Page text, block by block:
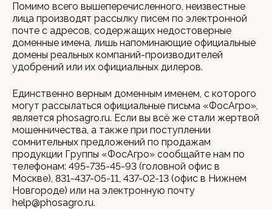
Помимо всего вышеперечисленного, неизвестные
лица производят рассылку писем по электронной
почте с адресов, содержащих недостоверные
доменные имена, лишь напоминающие официальные
домены реальных компаний-производителей
удобрений или их официальных дилеров.
Единственно верным доменным именем, с которого
могут рассылаться официальные письма «ФосАгро»,
является phosagro.ru. Если вы всё же стали жертвой
мошенничества, а также при поступлении
сомнительных предложений по продажам
продукции Группы «ФосАгро» сообщайте нам по
телефонам: 495-735-45-93 (головной офис в
Москве), 831-437-05-11, 437-02-13 (офис в Нижнем
Новгороде) или на электронную почту
help@phosagro.ru.